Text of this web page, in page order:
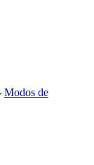
Modos de